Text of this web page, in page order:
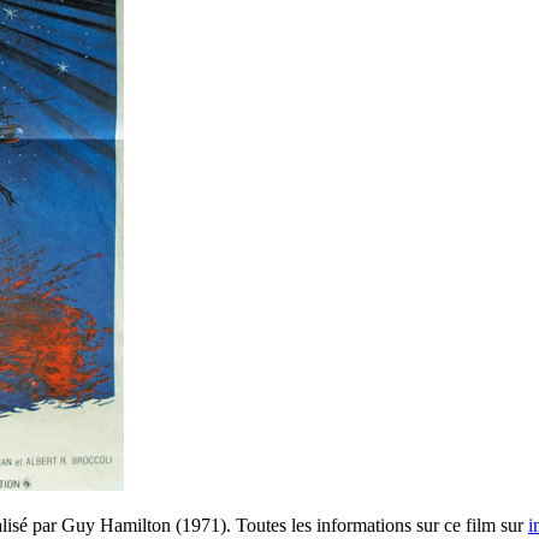
par Guy Hamilton (1971). Toutes les informations sur ce film sur